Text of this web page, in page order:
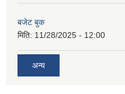
बजेट बुक
मिति: 11/28/2025 - 12:00
अन्य